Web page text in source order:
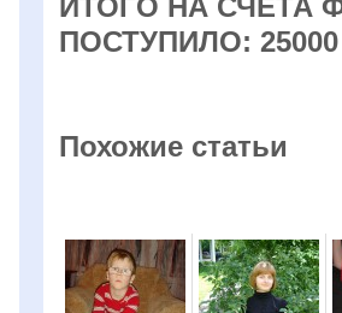
ИТОГО НА СЧЕТА
ПОСТУПИЛО: 25000
Похожие статьи